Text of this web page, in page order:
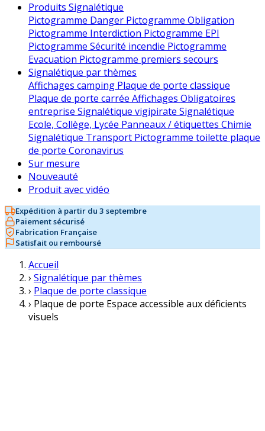
Produits Signalétique
Pictogramme Danger Pictogramme Obligation
Pictogramme Interdiction Pictogramme EPI
Pictogramme Sécurité incendie Pictogramme
Evacuation Pictogramme premiers secours
Signalétique par thèmes
Affichages camping Plaque de porte classique
Plaque de porte carrée Affichages Obligatoires
entreprise Signalétique vigipirate Signalétique
Ecole, Collège, Lycée Panneaux / étiquettes Chimie
Signalétique Transport Pictogramme toilette plaque
de porte Coronavirus
Sur mesure
Nouveauté
Produit avec vidéo
Expédition à partir du 3 septembre
Paiement sécurisé
Fabrication Française
Satisfait ou remboursé
Accueil
› Signalétique par thèmes
› Plaque de porte classique
› Plaque de porte Espace accessible aux déficients
visuels